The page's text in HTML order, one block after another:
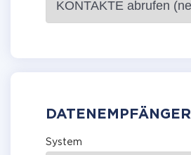
DATENEMPFÄNGER
System